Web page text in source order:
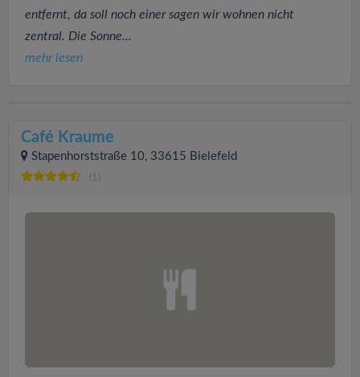
entfernt, da soll noch einer sagen wir wohnen nicht
zentral. Die Sonne...
mehr lesen
Café Kraume
Stapenhorststraße 10, 33615 Bielefeld
(1)